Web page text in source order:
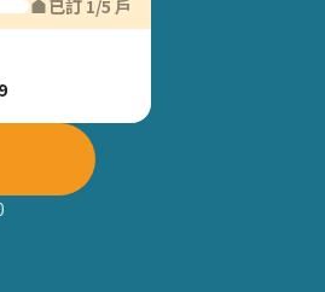
已訂 1/5 戶